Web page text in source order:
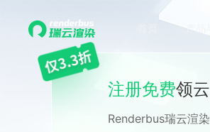
产品
注册免费领
Renderbus瑞云渲